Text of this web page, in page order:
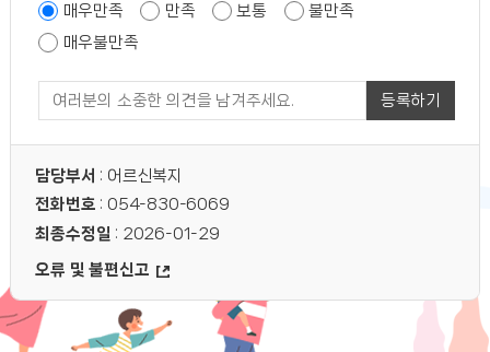
매우만족 만족 보통
불만족
매우불만족
등록하기
담당부서 : 어르신복지
전화번호 : 054-830-6069
최종수정일 : 2026-01-29
오류 및 불편신고